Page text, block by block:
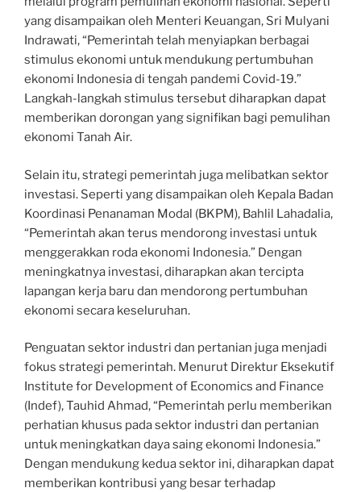
yang disampaikan oleh Menteri Keuangan, Sri Mulyani
Indrawati, “Pemerintah telah menyiapkan berbagai
stimulus ekonomi untuk mendukung pertumbuhan
ekonomi Indonesia di tengah pandemi Covid-19.”
Langkah-langkah stimulus tersebut diharapkan dapat
memberikan dorongan yang signifikan bagi pemulihan
ekonomi Tanah Air.
Selain itu, strategi pemerintah juga melibatkan sektor
investasi. Seperti yang disampaikan oleh Kepala Badan
Koordinasi Penanaman Modal (BKPM), Bahlil Lahadalia,
“Pemerintah akan terus mendorong investasi untuk
menggerakkan roda ekonomi Indonesia.” Dengan
meningkatnya investasi, diharapkan akan tercipta
lapangan kerja baru dan mendorong pertumbuhan
ekonomi secara keseluruhan.
Penguatan sektor industri dan pertanian juga menjadi
fokus strategi pemerintah. Menurut Direktur Eksekutif
Institute for Development of Economics and Finance
(Indef), Tauhid Ahmad, “Pemerintah perlu memberikan
perhatian khusus pada sektor industri dan pertanian
untuk meningkatkan daya saing ekonomi Indonesia.”
Dengan mendukung kedua sektor ini, diharapkan dapat
memberikan kontribusi yang besar terhadap